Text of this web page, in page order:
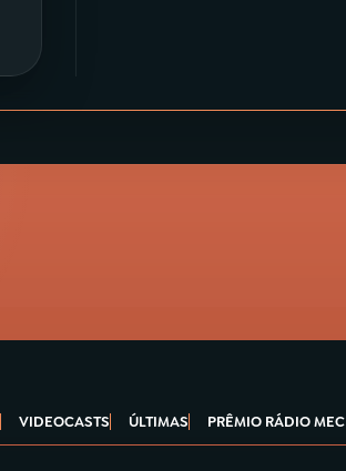
VIDEOCASTS ÚLTIMAS PRÊMIO RÁDIO MEC